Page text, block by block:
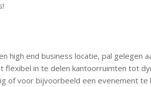
high end business locatie, pal
flexibel in te delen kantoorruimten tot
of voor bijvoorbeeld een evenement te